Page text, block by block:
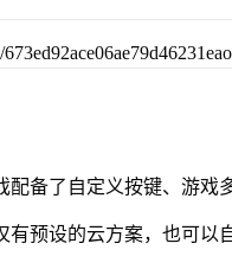
备了自定义按键、游戏
预设的云方案，也可以